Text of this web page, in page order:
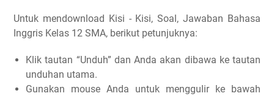
Untuk mendownload Kisi - Kisi, Soal, Jawaban Bahasa
Inggris Kelas 12 SMA, berikut petunjuknya:
Klik tautan “Unduh” dan Anda akan dibawa ke tautan
unduhan utama.
Gunakan mouse Anda untuk menggulir ke bawah